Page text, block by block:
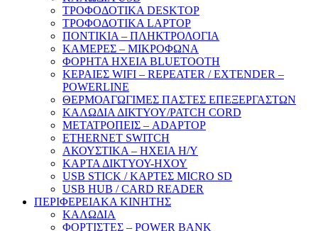
ΤΡΟΦΟΔΟΤΙΚΑ DESKTOP
ΤΡΟΦΟΔΟΤΙΚΑ LAPTOP
ΠΟΝΤΙΚΙΑ – ΠΛΗΚΤΡΟΛΟΓΙΑ
ΚΑΜΕΡΕΣ – ΜΙΚΡΟΦΩΝΑ
ΦΟΡΗΤΑ ΗΧΕΙΑ BLUETOOTH
ΚΕΡΑΙΕΣ WIFI – REPEATER / EXTENDER –
POWERLINE
ΘΕΡΜΟΑΓΩΓΙΜΕΣ ΠΑΣΤΕΣ ΕΠΕΞΕΡΓΑΣΤΩΝ
ΚΑΛΩΔΙΑ ΔΙΚΤΥΟΥ/PATCH CORD
ΜΕΤΑΤΡΟΠΕΙΣ – ADAPTOP
ETHERNET SWITCH
ΑΚΟΥΣΤΙΚΑ – ΗΧΕΙΑ H/Y
ΚΑΡΤΑ ΔΙΚΤΥΟΥ-ΗΧΟΥ
USB STICK / ΚΑΡΤΕΣ MICRO SD
USB HUB / CARD READER
ΠΕΡΙΦΕΡΕΙΑΚΑ ΚΙΝΗΤΗΣ
ΚΑΛΩΔΙΑ
ΦΟΡΤΙΣΤΕΣ – POWER BANK